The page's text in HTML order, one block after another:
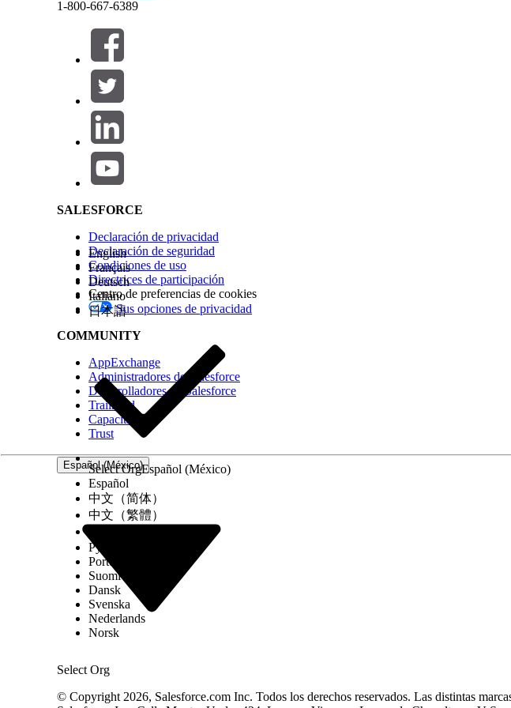
1-800-667-6389
SALESFORCE
Declaración de privacidad
Declaración de seguridad
Condiciones de uso
Directrices de participación
Centro de preferencias de cookies
Sus opciones de privacidad
COMMUNITY
AppExchange
Administradores de Salesforce
Desarrolladores de Salesforce
Trailhead
Capacitación
Trust
Español (México)
Select Org
English
Français
Deutsch
Italiano
日本語
Select OrgEspañol (México)
Español
中文（简体）
中文（繁體）
Русский
Português (Brasil)
Suomi
Dansk
Svenska
Nederlands
Norsk
© Copyright 2026, Salesforce.com Inc. Todos los derechos reservados. Las distintas
Salesforce Help | Article